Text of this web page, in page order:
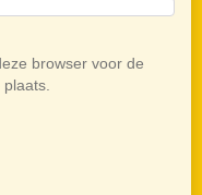
browser voor de